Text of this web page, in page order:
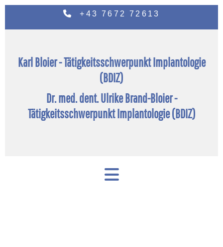
 +43 7672 72613
Karl Bloier - Tätigkeitsschwerpunkt Implantologie
(BDIZ)
Dr. med. dent. Ulrike Brand-Bloier -
Tätigkeitsschwerpunkt Implantologie (BDIZ)